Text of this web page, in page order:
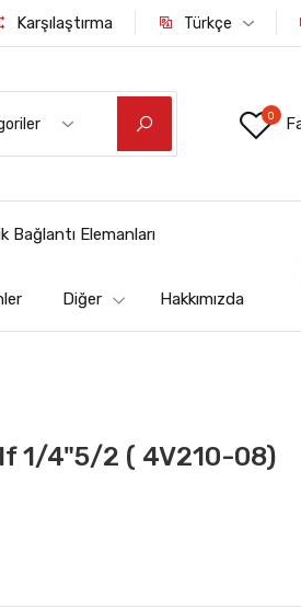
Karşılaştırma Türkçe
0
Bağlantı Elemanları
Diğer Hakkımızda
1/4"5/2 ( 4V210-08)